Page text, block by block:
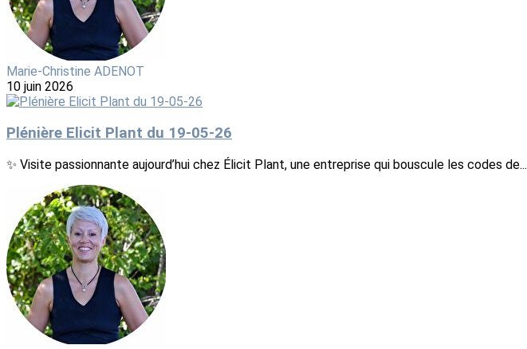
Marie-Christine ADENOT
10 juin 2026
Plénière Elicit Plant du 19-05-26
✨ Visite passionnante aujourd’hui chez Élicit Plant, une entreprise qui bouscule les codes de...